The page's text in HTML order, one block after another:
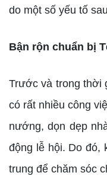
do một số yếu tố
Bận rộn chuẩn bị
Trước và trong thời
có rất nhiều công
nướng, dọn dẹp
động lễ hội. Do đó,
trung để chăm sóc